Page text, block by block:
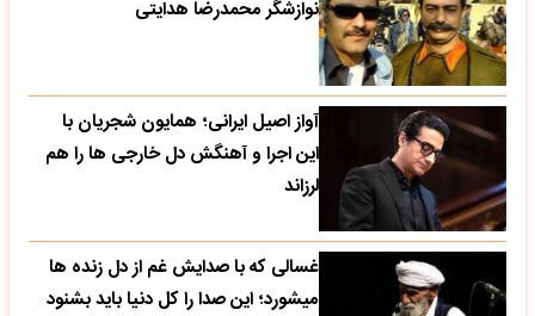
نوازشگر محمدرضا هدایتی
آواز اصیل ایرانی؛ همایون شجریان با
این اجرا و آهنگش دل خارجی ها را هم
لرزاند
غسالی که با صدایش غم از دل زنده ها
میشورد؛ این صدا را کل دنیا باید بشنود